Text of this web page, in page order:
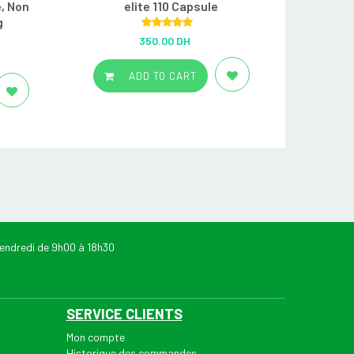
Non
elite 110 Capsule
Rated 5.00
out of 5
350.00 DH
ADD TO CART
de 9h00 à 18h30
SERVICE CLIENTS
Mon compte